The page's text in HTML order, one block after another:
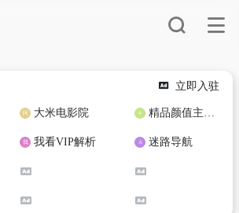
立即入驻
大米电影院 精品颜值主播定制
我看VIP解析 迷路导航